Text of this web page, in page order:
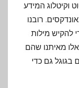
וקיטלוג המידע
רובנו
להקיש מילות
מאיתנו שהם
גם כדי